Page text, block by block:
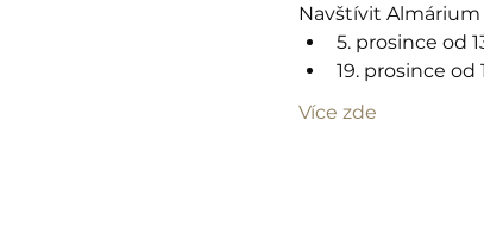
Navštívit
5. prosince od
19. prosince od
Více zde